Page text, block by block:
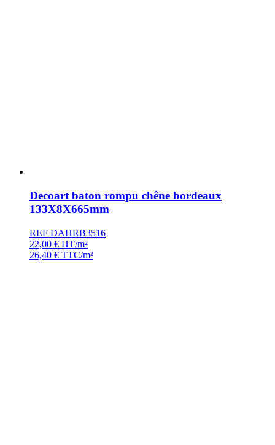
Decoart baton rompu chêne bordeaux
133X8X665mm
REF DAHRB3516
22,00 € HT/m²
26,40 € TTC/m²